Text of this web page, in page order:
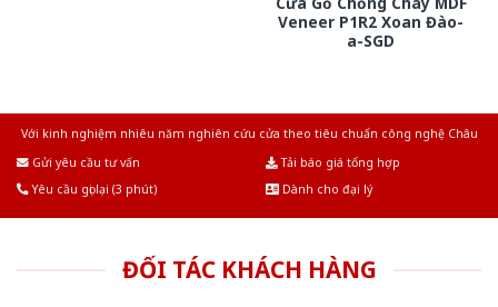
Veneer P1R2 Xoan Đào-
a-SGD
Với kinh nghiệm nhiêu năm nghiên cứu cửa theo tiêu chuẩn công nghệ Châu
Gửi yêu cầu tư vấn
Tải báo giá tổng hợp
Yêu cầu gọi lại (3 phút)
Dành cho đại lý
ĐỐI TÁC KHÁCH HÀNG